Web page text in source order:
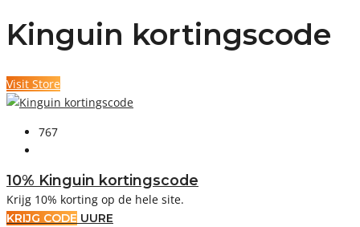
Kinguin kortingscode
Visit Store
767
10% Kinguin kortingscode
Krijg 10% korting op de hele site.
KRIJG CODE UURE